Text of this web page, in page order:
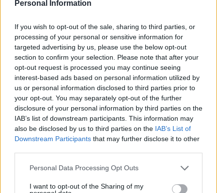
Personal Information
If you wish to opt-out of the sale, sharing to third parties, or
processing of your personal or sensitive information for
targeted advertising by us, please use the below opt-out
section to confirm your selection. Please note that after your
opt-out request is processed you may continue seeing
interest-based ads based on personal information utilized by
us or personal information disclosed to third parties prior to
your opt-out. You may separately opt-out of the further
disclosure of your personal information by third parties on the
IAB’s list of downstream participants. This information may
also be disclosed by us to third parties on the IAB’s List of
Downstream Participants that may further disclose it to other
Personal Data Processing Opt Outs
I want to opt-out of the Sharing of my
załapać w tym 2-4tyg ( 39,1 - 8388) gdyż oni liczą jakby od
no to u mnie ciąża młodsza o pare dni (owu była na 90%
16/17dc)
Zrobiłam sobie dziś w południe PinkTest płytkowy (czułość
25), ten sam co w sobote (dzień spodziewanej @, wyszła
wtedy bardzo blada kreseczka, z porannego moczu). Dziś
była to trzecia wizyta w toalecie po wypiciu ok 700ml płynów
(hebata,kawa), w ciągu pierwszej minuty wyszła taka blada
kreseczka jak wtedy rano, a w ciągu 5 minut zrobiała się
bardzo wyraźna różowa krecha
mniej więcej jak tu
UKY/s640/DSC_0012.JPG